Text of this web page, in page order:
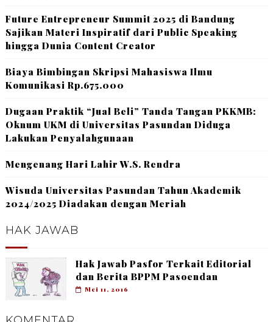
Future Entrepreneur Summit 2025 di Bandung
Sajikan Materi Inspiratif dari Public Speaking
hingga Dunia Content Creator
Biaya Bimbingan Skripsi Mahasiswa Ilmu
Komunikasi Rp.675.000
Dugaan Praktik “Jual Beli” Tanda Tangan PKKMB:
Oknum UKM di Universitas Pasundan Diduga
Lakukan Penyalahgunaan
Mengenang Hari Lahir W.S. Rendra
Wisuda Universitas Pasundan Tahun Akademik
2024/2025 Diadakan dengan Meriah
HAK JAWAB
Hak Jawab Pasfor Terkait Editorial
dan Berita BPPM Pasoendan
Mei 11, 2016